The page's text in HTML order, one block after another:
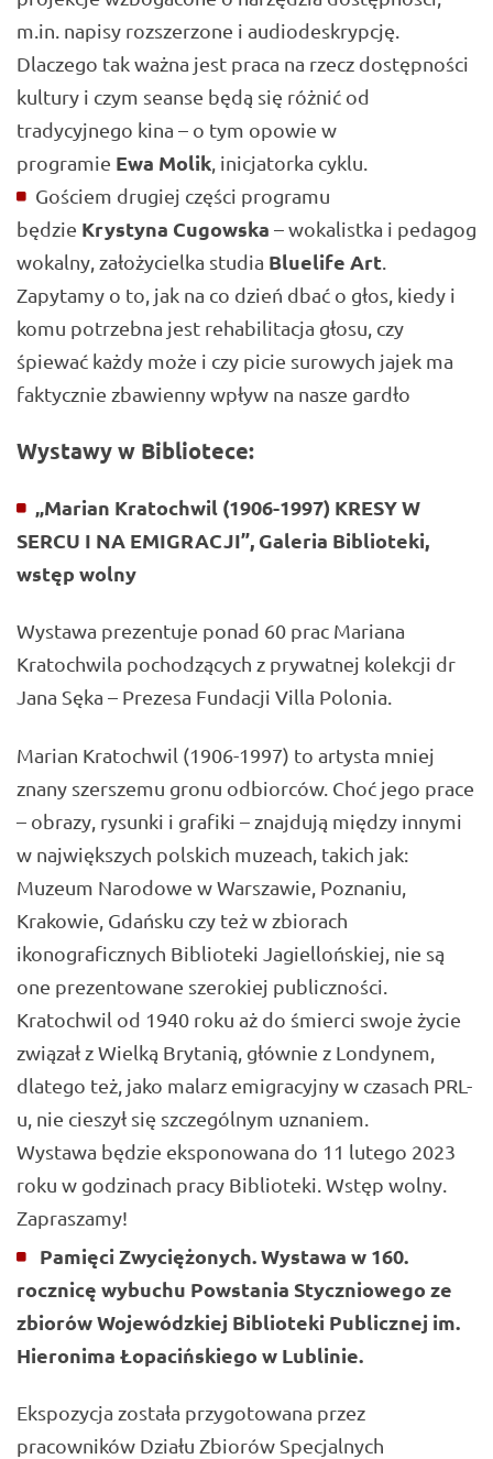
m.in. napisy rozszerzone i audiodeskrypcję.
Dlaczego tak ważna jest praca na rzecz dostępności
kultury i czym seanse będą się różnić od
tradycyjnego kina – o tym opowie w
programie Ewa Molik, inicjatorka cyklu.
Gościem drugiej części programu
będzie Krystyna Cugowska – wokalistka i pedagog
wokalny, założycielka studia Bluelife Art.
Zapytamy o to, jak na co dzień dbać o głos, kiedy i
komu potrzebna jest rehabilitacja głosu, czy
śpiewać każdy może i czy picie surowych jajek ma
faktycznie zbawienny wpływ na nasze gardło
Wystawy w Bibliotece:
„Marian Kratochwil (1906-1997) KRESY W
SERCU I NA EMIGRACJI”, Galeria Biblioteki,
wstęp wolny
Wystawa prezentuje ponad 60 prac Mariana
Kratochwila pochodzących z prywatnej kolekcji dr
Jana Sęka – Prezesa Fundacji Villa Polonia.
Marian Kratochwil (1906-1997) to artysta mniej
znany szerszemu gronu odbiorców. Choć jego prace
– obrazy, rysunki i grafiki – znajdują między innymi
w największych polskich muzeach, takich jak:
Muzeum Narodowe w Warszawie, Poznaniu,
Krakowie, Gdańsku czy też w zbiorach
ikonograficznych Biblioteki Jagiellońskiej, nie są
one prezentowane szerokiej publiczności.
Kratochwil od 1940 roku aż do śmierci swoje życie
związał z Wielką Brytanią, głównie z Londynem,
dlatego też, jako malarz emigracyjny w czasach PRL-
u, nie cieszył się szczególnym uznaniem.
Wystawa będzie eksponowana do 11 lutego 2023
roku w godzinach pracy Biblioteki. Wstęp wolny.
Zapraszamy!
Pamięci Zwyciężonych. Wystawa w 160.
rocznicę wybuchu Powstania Styczniowego ze
zbiorów Wojewódzkiej Biblioteki Publicznej im.
Hieronima Łopacińskiego w Lublinie.
Ekspozycja została przygotowana przez
pracowników Działu Zbiorów Specjalnych